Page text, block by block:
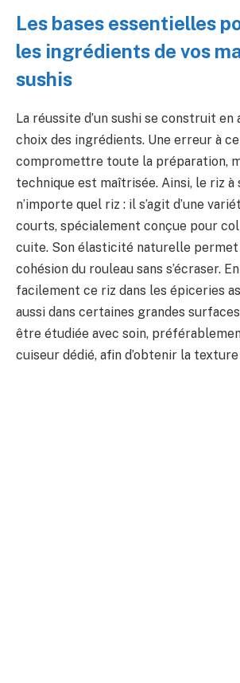
Les bases essentielles
les ingrédients de vos
sushis
La réussite d’un sushi se construit en
choix des ingrédients. Une erreur à
compromettre toute la préparation,
technique est maîtrisée. Ainsi, le riz à
n’importe quel riz : il s’agit d’une
courts, spécialement conçue pour
cuite. Son élasticité naturelle
cohésion du rouleau sans s’écraser.
facilement ce riz dans les épiceries
aussi dans certaines grandes
être étudiée avec soin,
cuiseur dédié, afin d’obtenir la